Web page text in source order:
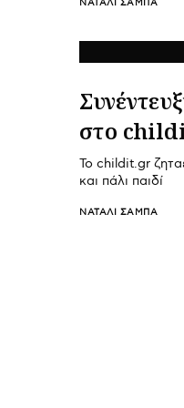
ΝΑΤΑΛΊ ΣΑΜΠΆ
στο
Το childit.gr
και πάλι παιδί
ΝΑΤΑΛΊ ΣΑΜΠΆ